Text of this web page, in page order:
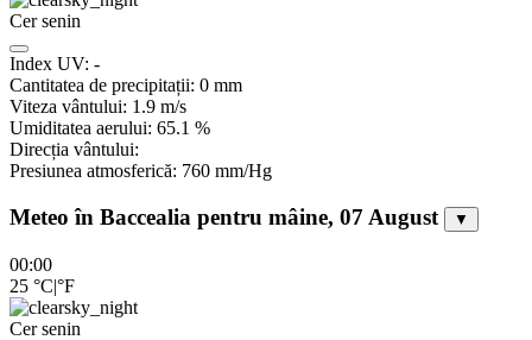
Cer senin
Index UV: -
Cantitatea de precipitații: 0 mm
Viteza vântului: 1.9 m/s
Umiditatea aerului: 65.1 %
Direcția vântului:
Presiunea atmosferică: 760 mm/Hg
Meteo în Baccealia pentru mâine, 07 August ▼
00:00
25 °C|°F
Cer senin